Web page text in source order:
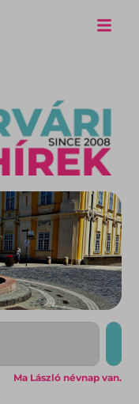
Ma László névnap van.